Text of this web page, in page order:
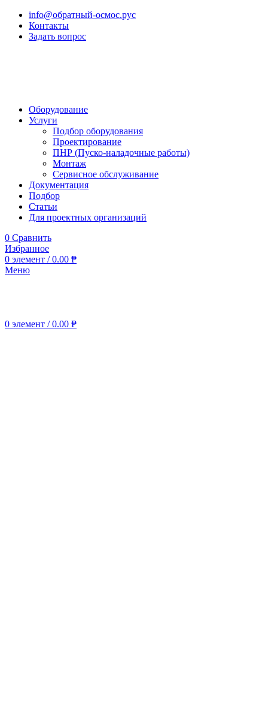
info@обратный-осмос.рус
Контакты
Задать вопрос
Оборудование
Услуги
Подбор оборудования
Проектирование
ПНР (Пуско-наладочные работы)
Монтаж
Сервисное обслуживание
Документация
Подбор
Статьи
Для проектных организаций
0 Сравнить
Избранное
0 элемент / 0.00 ₱
Меню
0 элемент / 0.00 ₱